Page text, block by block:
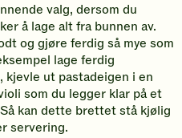
valg, dersom du
å lage alt fra bunnen av.
og gjøre ferdig så mye som
lage ferdig
ut pastadeigen i en
som du legger klar på et
kan dette brettet stå kjølig
servering.